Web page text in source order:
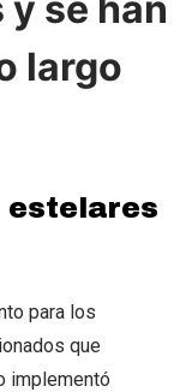
largo
estelares
para los
que
implementó